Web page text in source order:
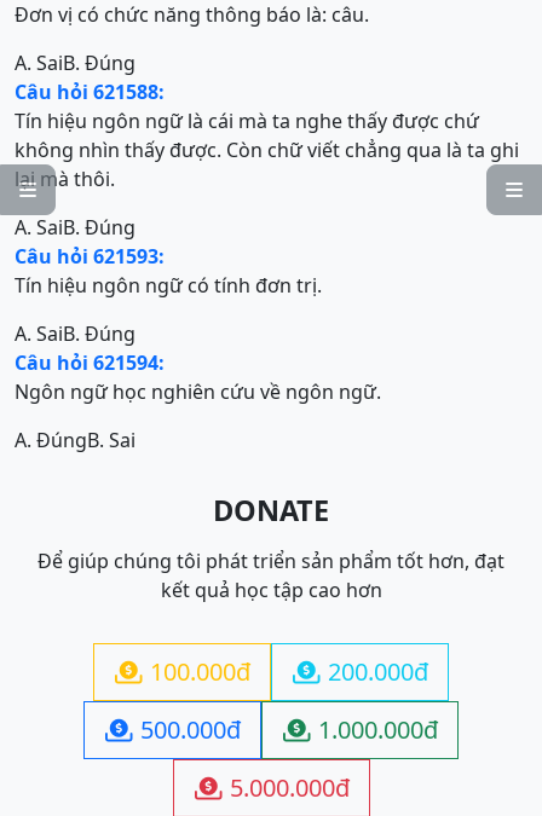


Đơn vị có chức năng thông báo là: câu.
A. SaiB. Đúng
Câu hỏi 621588:
Tín hiệu ngôn ngữ là cái mà ta nghe thấy được chứ
không nhìn thấy được. Còn chữ viết chẳng qua là ta ghi
lại mà thôi.
A. SaiB. Đúng
Câu hỏi 621593:
Tín hiệu ngôn ngữ có tính đơn trị.
A. SaiB. Đúng
Câu hỏi 621594:
Ngôn ngữ học nghiên cứu về ngôn ngữ.
A. ĐúngB. Sai
DONATE
Để giúp chúng tôi phát triển sản phẩm tốt hơn, đạt
kết quả học tập cao hơn
 100.000đ  200.000đ
 500.000đ  1.000.000đ
 5.000.000đ